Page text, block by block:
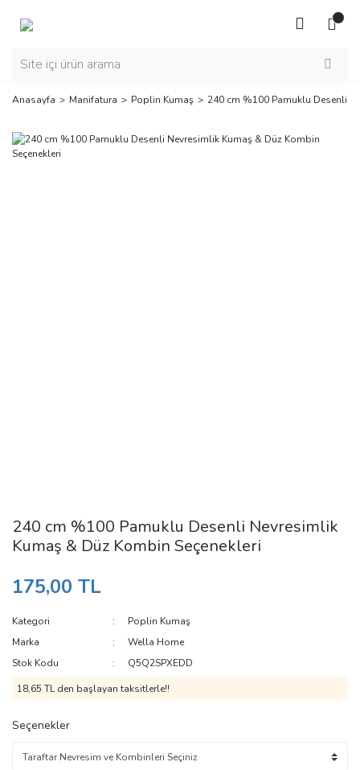
Anasayfa Manifatura Poplin Kumaş 240 cm %100 Pamuklu Desenli
240 cm %100 Pamuklu Desenli Nevresimlik
Kumaş & Düz Kombin Seçenekleri
175,00 TL
Kategori
Poplin Kumaş
Marka
Wella Home
Stok Kodu
Q5Q2SPXEDD
18,65 TL den başlayan taksitlerle!!
Seçenekler